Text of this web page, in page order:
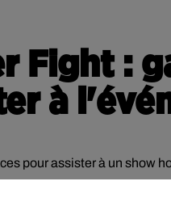
Fight :
à
pour assister à un show